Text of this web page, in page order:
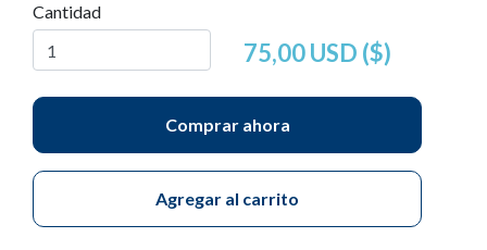
Cantidad
75,00 USD ($)
Comprar ahora
Agregar al carrito